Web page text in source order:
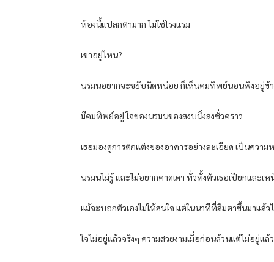
ห้องนี้แปลกตามาก ไม่ใช่โรงแรม
เขาอยู่ไหน?
นรมนอยากจะขยับนิดหน่อย ก็เห็นคมทิพย์นอนพิงอยู่ข้า
มีคมทิพย์อยู่ ใจของนรมนของสงบนิ่งลงชั่วคราว
เธอมองดูการตกแต่งของอาคารอย่างละเอียด เป็นควา
นรมนไม่รู้ และไม่อยากคาดเดา ทั่วทั้งตัวเธอเปียกและเ
แม้จะบอกตัวเองไม่ให้สนใจ แต่ในนาทีที่ลืมตาขึ้นมาแล้
ใจไม่อยู่แล้วจริงๆ ความสวยงามเมื่อก่อนล้วนแต่ไม่อยู่